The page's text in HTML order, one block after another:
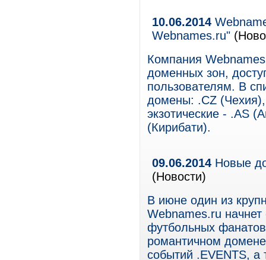
10.06.2014
Webnames.ru"
Компания
доменных зон,
пользователям. В
домены: .CZ
экзотические - .AS
(Кирибати).
09.06.2014 Новые
(Новости)
В июне один из
Webnames.ru
футбольных
романтичном
событий .EVENTS, а